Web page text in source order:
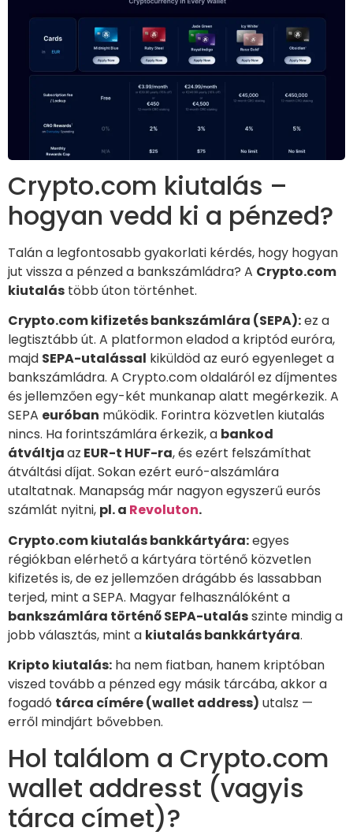
Crypto.com kiutalás –
hogyan vedd ki a pénzed?
Talán a legfontosabb gyakorlati kérdés, hogy hogyan
jut vissza a pénzed a bankszámládra? A Crypto.com
kiutalás több úton történhet.
Crypto.com kifizetés bankszámlára (SEPA):ez a
legtisztább út. A platformon eladod a kriptód euróra,
majd SEPA-utalással kiküldöd az euró egyenleget a
bankszámládra. A Crypto.com oldaláról ez díjmentes
és jellemzően egy-két munkanap alatt megérkezik. A
SEPA euróban működik. Forintra közvetlen kiutalás
nincs. Ha forintszámlára érkezik, a bankod
átváltjaaz EUR-t HUF-ra, és ezért felszámíthat
átváltási díjat. Sokan ezért euró-alszámlára
utaltatnak. Manapság már nagyon egyszerű eurós
számlát nyitni, pl. a Revoluton.
Crypto.com kiutalás bankkártyára:egyes
régiókban elérhető a kártyára történő közvetlen
kifizetés is, de ez jellemzően drágább és lassabban
terjed, mint a SEPA. Magyar felhasználóként a
bankszámlára történő SEPA-utalásszinte mindig a
jobb választás, mint a kiutalás bankkártyára.
Kripto kiutalás: ha nem fiatban, hanem kriptóban
viszed tovább a pénzed egy másik tárcába, akkor a
fogadó tárca címére (wallet address) utalsz —
erről mindjárt bővebben.
Hol találom a Crypto.com
wallet addresst (vagyis
tárca címet)?